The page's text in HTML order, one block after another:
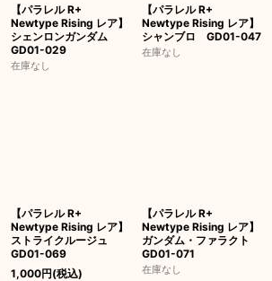
【パラレル R+
Newtype Rising レア】
シェンロンガンダム
GD01-029
在庫なし
【パラレル R+
Newtype Rising レア】
シャンブロ GD01-047
在庫なし
【パラレル R+
Newtype Rising レア】
ストライクルージュ
GD01-069
1,000円(税込)
【パラレル R+
Newtype Rising レア】
ガンダム・ファラクト
GD01-071
在庫なし